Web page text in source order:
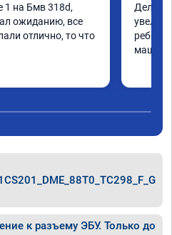
1 на Бмв 318d,
ожиданию, все
отлично, то что
Делали
ребята
машина
к разъему ЭБУ. Только до